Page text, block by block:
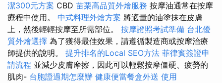
潔300元方案 CBD 苗栗高品質外燴服務 按摩油通常在按摩
療程中使用。 中式料理外燴方案 將適量的油塗抹在皮膚
上，然後輕輕按摩至所需部位。 按摩證照考試準備 台北優
質外燴選擇 為了獲得最佳效果，請遵循製造商或按摩治療
師提供的說明。 提升排名的Local SEO方法 菲律賓簽證申
請流程 並減少皮膚摩擦，因此可以輕鬆按摩僵硬、疲勞的
肌肉- 台胞證過期怎麼辦 健康便當餐盒外送 使用